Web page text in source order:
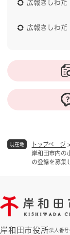
現在地 トップページ >
岸和田市内の
の登録を募集
広報きしわ
広報きしわ
岸和田市役所法人番